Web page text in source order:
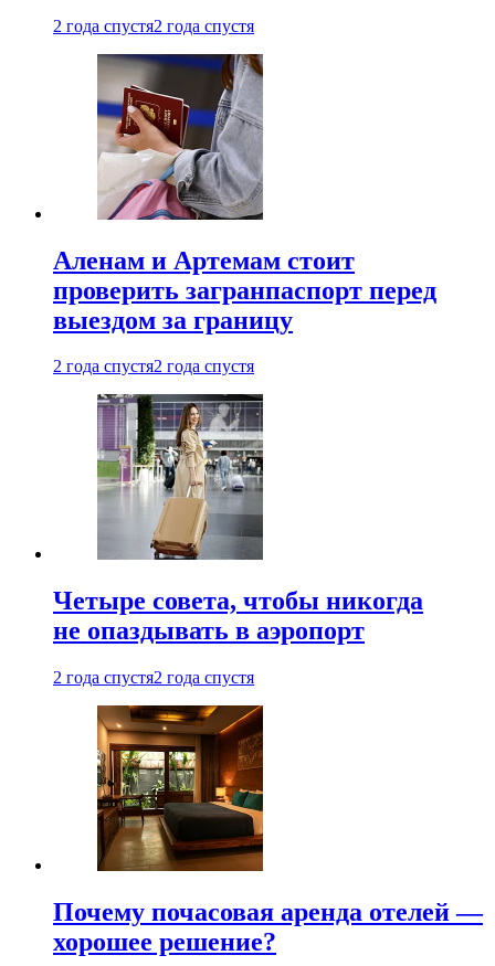
2 года спустя2 года спустя
Аленам и Артемам стоит
проверить загранпаспорт перед
выездом за границу
2 года спустя2 года спустя
Четыре совета, чтобы никогда
не опаздывать в аэропорт
2 года спустя2 года спустя
Почему почасовая аренда отелей —
хорошее решение?